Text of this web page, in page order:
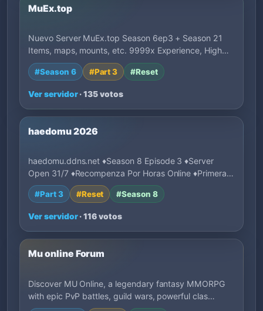
MuEx.top
Nuevo Server MuEx.top Season 6ep3 + Season 21
Items, maps, mounts, etc. 9999x Experience, High…
#Season 6 #Part 3 #Reset
Ver servidor· 135 votos
haedomu 2026
haedomu.ddns.net ♦Season 8 Episode 3 ♦Server
Open 31/7 ♦Recompenza Por Horas Online ♦Primeras
1…
#Part 3 #Reset #Season 8
Ver servidor· 116 votos
Mu online Forum
Discover MU Online, a legendary fantasy MMORPG
with epic PvP battles, guild wars, powerful clas…